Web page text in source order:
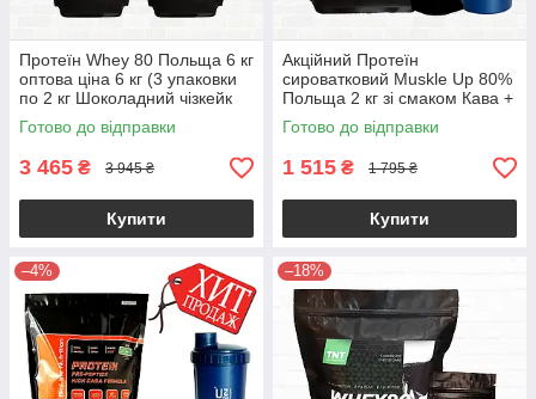
Протеїн Whey 80 Польща 6 кг
оптова ціна 6 кг (3 упаковки
по 2 кг Шоколадний чізкейк
Готово до відправки
3 465 ₴ 3 945 ₴
Купити
Акційний Протеїн
сироватковий Muskle Up 80%
Польща 2 кг зі смаком Кава +
Омега 3 в подарунок та
Шейкер
Готово до відправки
1 515 ₴ 1 795 ₴
Купити
–4% –18%